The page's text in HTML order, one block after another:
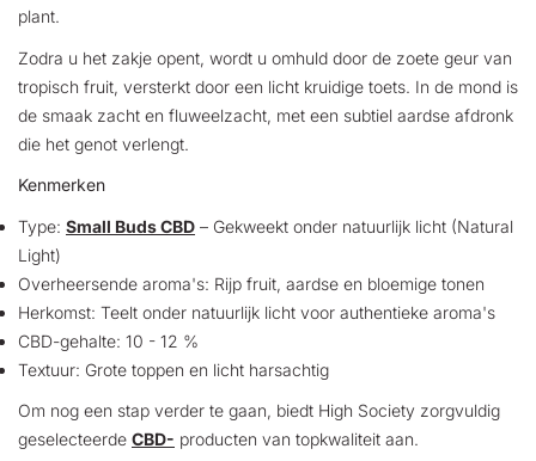
plant.
Zodra u het zakje opent, wordt u omhuld door de zoete geur van
tropisch fruit, versterkt door een licht kruidige toets. In de mond is
de smaak zacht en fluweelzacht, met een subtiel aardse afdronk
die het genot verlengt.
Kenmerken
Type: Small Buds CBD – Gekweekt onder natuurlijk licht (Natural
Light)
Overheersende aroma's: Rijp fruit, aardse en bloemige tonen
Herkomst: Teelt onder natuurlijk licht voor authentieke aroma's
CBD-gehalte: 10 - 12 %
Textuur: Grote toppen en licht harsachtig
Om nog een stap verder te gaan, biedt High Society zorgvuldig
geselecteerde CBD- producten van topkwaliteit aan.